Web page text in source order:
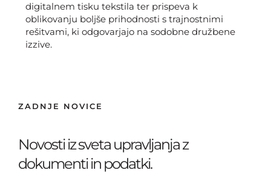
digitalnem tisku tekstila ter prispeva k
oblikovanju boljše prihodnosti s trajnostnimi
rešitvami, ki odgovarjajo na sodobne družbene
izzive.
ZADNJE NOVICE
Novosti iz sveta upravljanja z
dokumenti in podatki.